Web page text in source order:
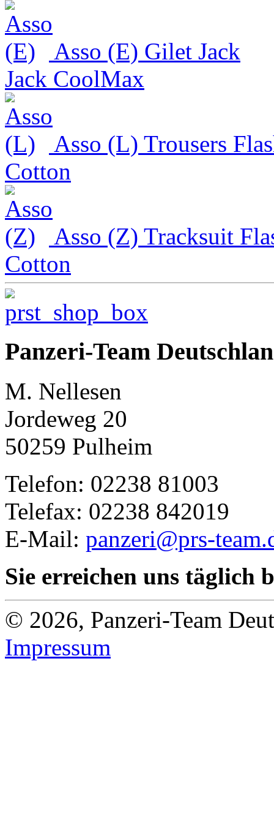
Asso (E) Gilet Jack
Jack CoolMax
Asso (L) Trousers
Cotton
Asso (Z) Tracksuit
Cotton
Panzeri-Team
M. Nellesen
Jordeweg 20
50259 Pulheim
Telefon: 02238 81003
Telefax: 02238 842019
E-Mail: panzeri@prs-
Sie erreichen uns täglich
© 2026, Panzeri-Team
Impressum